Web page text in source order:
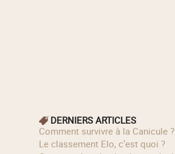
DERNIERS ARTICLES
Comment survivre à la Canicule ?
Le classement Elo, c’est quoi ?